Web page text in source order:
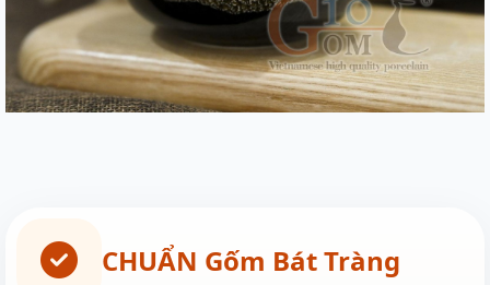
CHUẨN Gốm Bát Tràng